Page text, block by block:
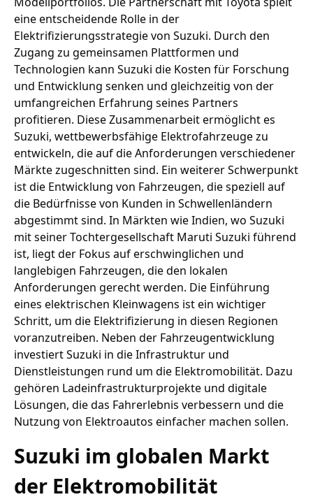
eine entscheidende Rolle in der
Elektrifizierungsstrategie von Suzuki. Durch den
Zugang zu gemeinsamen Plattformen und
Technologien kann Suzuki die Kosten für Forschung
und Entwicklung senken und gleichzeitig von der
umfangreichen Erfahrung seines Partners
profitieren. Diese Zusammenarbeit ermöglicht es
Suzuki, wettbewerbsfähige Elektrofahrzeuge zu
entwickeln, die auf die Anforderungen verschiedener
Märkte zugeschnitten sind. Ein weiterer Schwerpunkt
ist die Entwicklung von Fahrzeugen, die speziell auf
die Bedürfnisse von Kunden in Schwellenländern
abgestimmt sind. In Märkten wie Indien, wo Suzuki
mit seiner Tochtergesellschaft Maruti Suzuki führend
ist, liegt der Fokus auf erschwinglichen und
langlebigen Fahrzeugen, die den lokalen
Anforderungen gerecht werden. Die Einführung
eines elektrischen Kleinwagens ist ein wichtiger
Schritt, um die Elektrifizierung in diesen Regionen
voranzutreiben. Neben der Fahrzeugentwicklung
investiert Suzuki in die Infrastruktur und
Dienstleistungen rund um die Elektromobilität. Dazu
gehören Ladeinfrastrukturprojekte und digitale
Lösungen, die das Fahrerlebnis verbessern und die
Nutzung von Elektroautos einfacher machen sollen.
Suzuki im globalen Markt
der Elektromobilität